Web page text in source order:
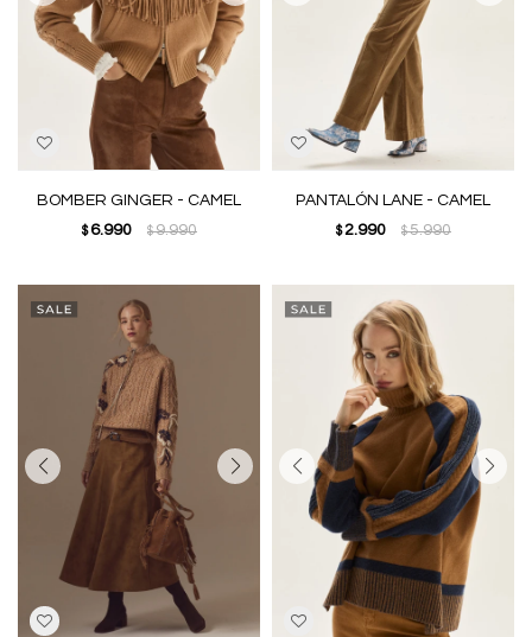
BOMBER GINGER - CAMEL
$ 6.990 $9.990
PANTALÓN LANE - CAMEL
$ 2.990 $5.990